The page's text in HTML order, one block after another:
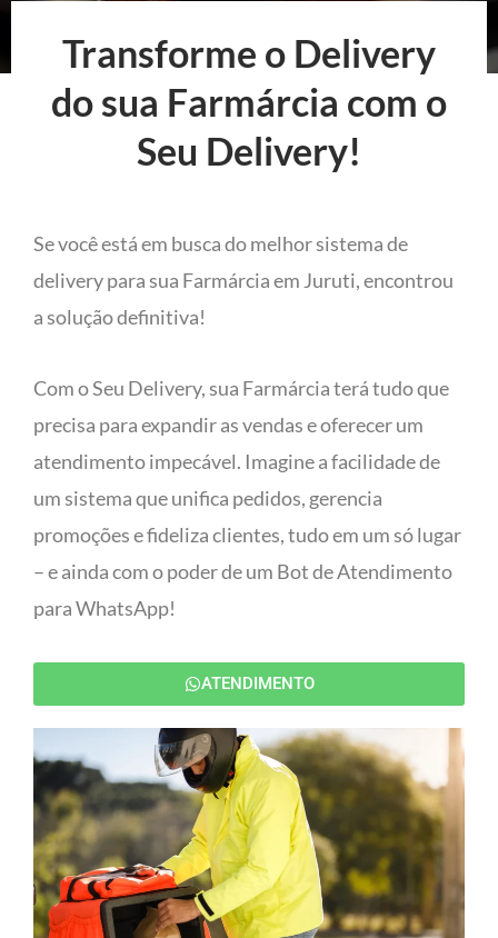
Transforme o Delivery
do sua Farmárcia com o
Seu Delivery!
Se você está em busca do melhor sistema de
delivery para sua Farmárcia em Juruti, encontrou
a solução definitiva!
Com o Seu Delivery, sua Farmárcia terá tudo que
precisa para expandir as vendas e oferecer um
atendimento impecável. Imagine a facilidade de
um sistema que unifica pedidos, gerencia
promoções e fideliza clientes, tudo em um só lugar
– e ainda com o poder de um Bot de Atendimento
para WhatsApp!
ATENDIMENTO